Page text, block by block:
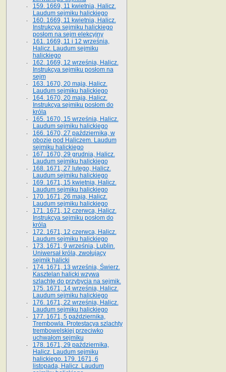
159. 1669, 11 kwietnia, Halicz.
Laudum sejmiku halickiego
160. 1669, 11 kwietnia, Halicz.
Instrukcya sejmiku halickiego
posłom na sejm elekcyjny
161. 1669, 11 i 12 września,
Halicz. Laudum sejmiku
halickiego
162. 1669, 12 września, Halicz.
Instrukcya sejmiku posłom na
sejm
163. 1670, 20 maja, Halicz.
Laudum sejmiku halickiego
164. 1670, 20 maja, Halicz.
Instrukcya sejmiku posłom do
króla
165. 1670, 15 września, Halicz.
Laudum sejmiku halickiego
166. 1670, 27 października, w
obozie pod Haliczem. Laudum
sejmiku halickiego
167. 1670, 29 grudnia, Halicz.
Laudum sejmiku halickiego
168. 1671, 27 lutego, Halicz.
Laudum sejmiku halickiego
169. 1671, 15 kwietnia, Halicz.
Laudum sejmiku halickiego
170. 1671, 26 maja, Halicz.
Laudum sejmiku halickiego
171. 1671, 12 czerwca, Halicz.
Instrukcya sejmiku posłom do
króla
172. 1671, 12 czerwca, Halicz.
Laudum sejmiku halickiego
173. 1671, 9 września, Lublin.
Uniwersał króla, zwołujący
sejmik halicki
174. 1671, 13 września, Świerz.
Kasztelan halicki wzywa
szlachtę do przybycia na sejmik.
175. 1671, 14 września, Halicz.
Laudum sejmiku halickiego
176. 1671, 22 września, Halicz.
Laudum sejmiku halickiego
177. 1671, 5 października,
Trembowla. Protestacya szlachty
trembowelskiej przeciwko
uchwałom sejmiku
178. 1671, 29 października,
Halicz. Laudum sejmiku
halickiego. 179. 1671, 6
listopada, Halicz. Laudum